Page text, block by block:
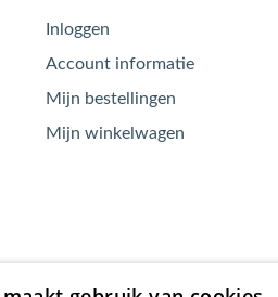
Inloggen
Account informatie
Mijn bestellingen
Mijn winkelwagen